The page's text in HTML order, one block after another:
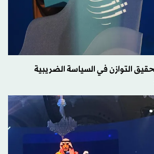
التوازن في السياسة الضريبية